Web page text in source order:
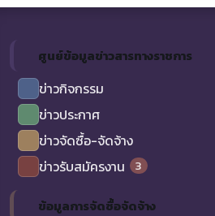
ศูนย์ข้อมูลข่าวสารทางราชการ
ข่าวกิจกรรม
ข่าวประกาศ
ข่าวจัดซื้อ-จัดจ้าง
ข่าวรับสมัครงาน
3
ข้อมูลการจัดซื้อจัดจ้าง